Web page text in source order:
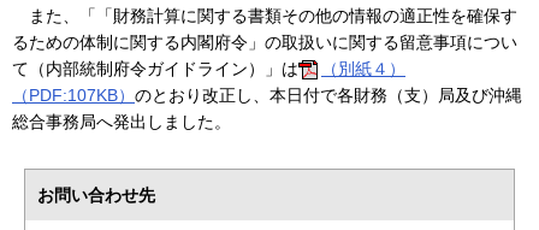
また、「「財務計算に関する書類その他の情報の適正性を確保す
るための体制に関する内閣府令」の取扱いに関する留意事項につい
て（内部統制府令ガイドライン）」は
（別紙４）
（PDF:107KB） のとおり改正し、本日付で各財務（支）局及び沖縄
総合事務局へ発出しました。
お問い合わせ先